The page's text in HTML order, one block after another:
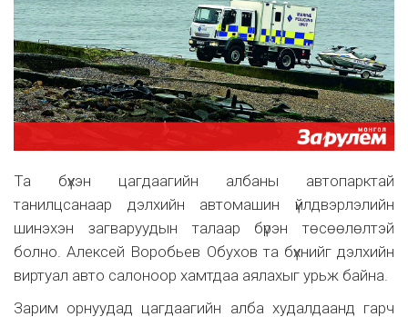
Та бүхэн цагдаагийн албаны автопарктай
танилцсанаар дэлхийн автомашин үйлдвэрлэлийн
шинэхэн загваруудын талаар бүрэн төсөөлөлтэй
болно. Алексей Воробьев Обухов та бүхнийг дэлхийн
виртуал авто салоноор хамтдаа аялахыг урьж байна.
Зарим орнуудад цагдаагийн алба худалдаанд гарч